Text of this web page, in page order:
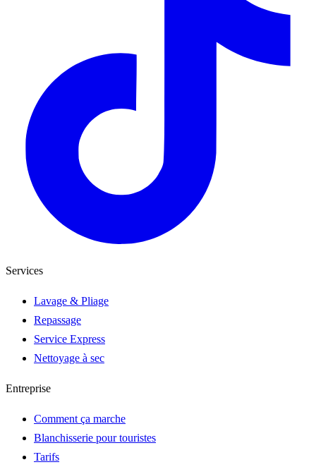
Services
Lavage & Pliage
Repassage
Service Express
Nettoyage à sec
Entreprise
Comment ça marche
Blanchisserie pour touristes
Tarifs